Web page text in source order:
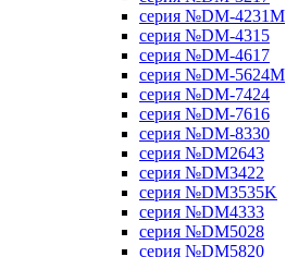
серия №DM-4231M
серия №DM-4315
серия №DM-4617
серия №DM-5624M
серия №DM-7424
серия №DM-7616
серия №DM-8330
серия №DM2643
серия №DM3422
серия №DM3535K
серия №DM4333
серия №DM5028
серия №DM5820